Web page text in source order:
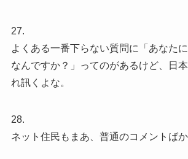
27.
よくある一番下らない質問に「あなた
なんですか？」ってのがあるけど、日
れ訊くよな。
28.
ネット住民もまあ、普通のコメントばか